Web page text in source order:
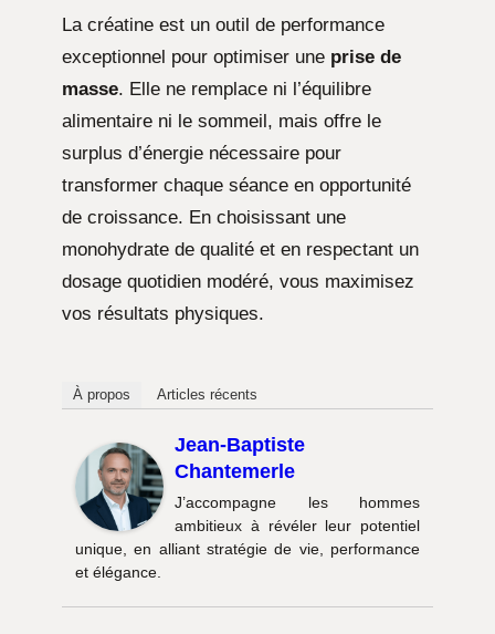
La créatine est un outil de performance
exceptionnel pour optimiser une prise de
masse. Elle ne remplace ni l’équilibre
alimentaire ni le sommeil, mais offre le
surplus d’énergie nécessaire pour
transformer chaque séance en opportunité
de croissance. En choisissant une
monohydrate de qualité et en respectant un
dosage quotidien modéré, vous maximisez
vos résultats physiques.
À propos Articles récents
Jean-Baptiste
Chantemerle
J’accompagne les hommes
ambitieux à révéler leur potentiel
unique, en alliant stratégie de vie, performance
et élégance.